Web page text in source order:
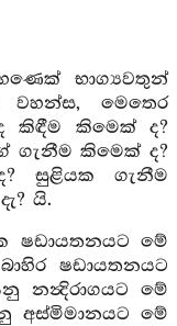
භාග්‍යවතුන්
වහන්ස, මෙතෙර
කිඳීම කිමෙක් ද?
ගැනීම කිමෙක් ද?
සුළියක ගැනීම
යි.
ෂඩායතනයට මේ
ෂඩායතනයට
නන්‍දිරාගයට මේ
අස්මිමානයට මේ